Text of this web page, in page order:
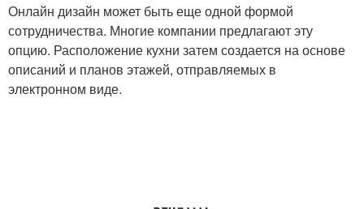
Онлайн дизайн может быть еще одной формой
сотрудничества. Многие компании предлагают эту
опцию. Расположение кухни затем создается на основе
описаний и планов этажей, отправляемых в
электронном виде.